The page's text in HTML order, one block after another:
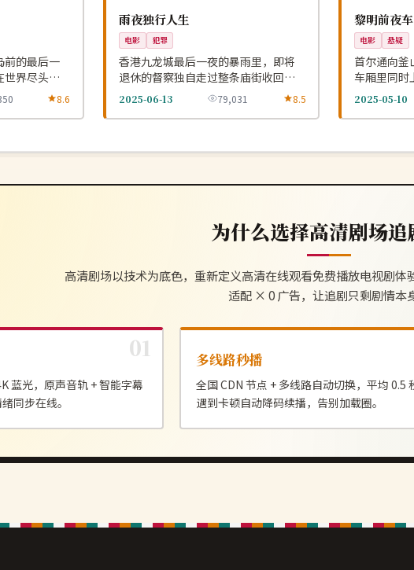
前的最后一
世界尽头补
8.6
中国
雨夜独行人生
电影 犯罪
香港九龙城最后一夜的暴雨里，即将
退休的督察独自走过整条庙街收回七
桩没破的旧案。
2025-06-13 79,031 8.5
韩国
黎明前夜车
电影 悬疑
首尔通向釜
车厢里同时
时只剩一个
2025-05-10
为什么选择高清剧场追
高清剧场以技术为底色，重新定义高清在线观看免费播放电视剧体
适配 × 0 广告，让追剧只剩剧情本
蓝光，原声音轨 + 智能字幕
同步在线。
多线路秒播
全国 CDN 节点 + 多线路自动切换，平均 0.5
遇到卡顿自动降码续播，告别加载圈。